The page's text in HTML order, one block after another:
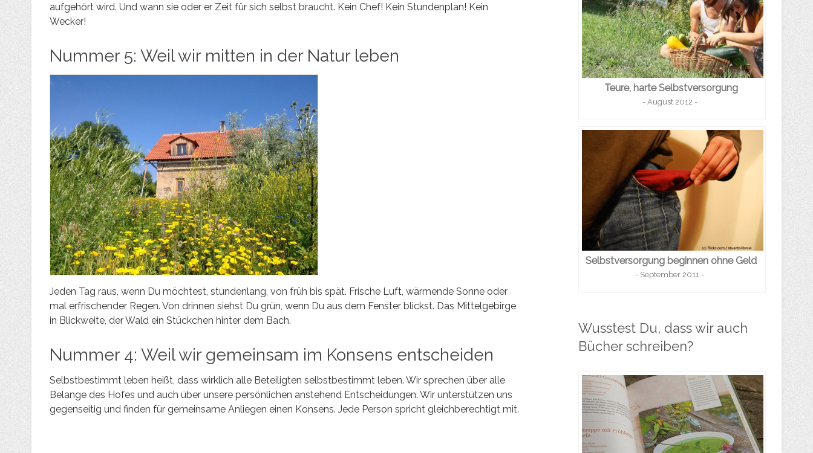
aufgehört wird. Und wann sie oder er Zeit für sich selbst braucht. Kein Chef! Kein Stundenplan! Kein
Wecker!
Nummer 5: Weil wir mitten in der Natur leben
Jeden Tag raus, wenn Du möchtest, stundenlang, von früh bis spät. Frische Luft, wärmende Sonne oder
mal erfrischender Regen. Von drinnen siehst Du grün, wenn Du aus dem Fenster blickst. Das Mittelgebirge
in Blickweite, der Wald ein Stückchen hinter dem Bach.
Nummer 4: Weil wir gemeinsam im Konsens entscheiden
Selbstbestimmt leben heißt, dass wirklich alle Beteiligten selbstbestimmt leben. Wir sprechen über alle
Belange des Hofes und auch über unsere persönlichen anstehend Entscheidungen. Wir unterstützen uns
gegenseitig und finden für gemeinsame Anliegen einen Konsens. Jede Person spricht gleichberechtigt mit.
Teure, harte Selbstversorgung
- August 2012 -
Selbstversorgung beginnen ohne Geld
- September 2011 -
Wusstest Du, dass wir auch
Bücher schreiben?